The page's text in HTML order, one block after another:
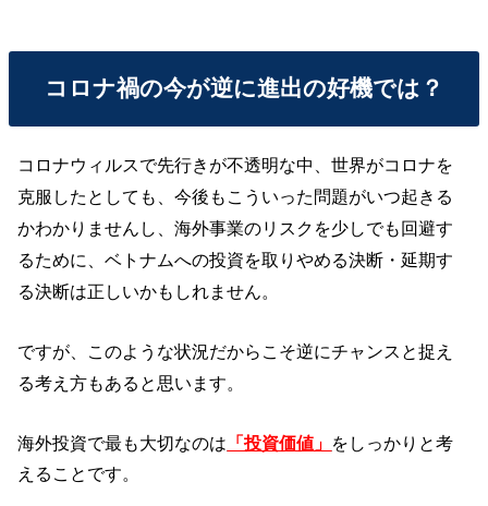
コロナ禍の今が逆に進出の好機では？
コロナウィルスで先行きが不透明な中、世界がコロナを
克服したとしても、今後もこういった問題がいつ起きる
かわかりませんし、海外事業のリスクを少しでも回避す
るために、ベトナムへの投資を取りやめる決断・延期す
る決断は正しいかもしれません。
ですが、このような状況だからこそ逆にチャンスと捉え
る考え方もあると思います。
海外投資で最も大切なのは 「投資価値」 をしっかりと考
えることです。